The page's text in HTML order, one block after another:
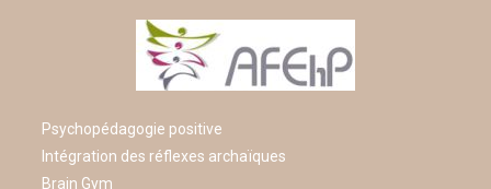
Psychopédagogie positive
Intégration des réflexes archaïques
Brain Gym